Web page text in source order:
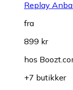
Replay
fra
899 kr
hos
+7 butikker